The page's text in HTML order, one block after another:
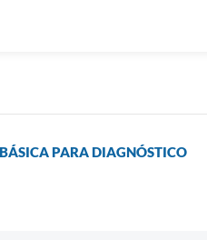
PARA DIAGNÓSTICO